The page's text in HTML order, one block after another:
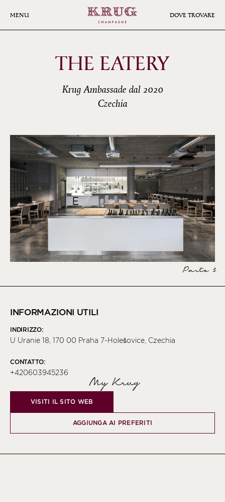
MENU DOVE TROVARE
THE EATERY
Krug Ambassade dal 2020
Czechia
Parte 1
INFORMAZIONI UTILI
INDIRIZZO:
U Uranie 18, 170 00 Praha 7-Holešovice, Czechia
CONTATTO:
+420603945236
My Krug
VISITI IL SITO WEB
AGGIUNGA AI PREFERITI